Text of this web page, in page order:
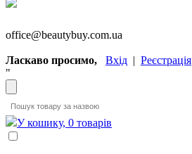
office@beautybuy.com.ua
Ласкаво просимо, Вхід | Реєстрація
"
У кошику, 0 товарів